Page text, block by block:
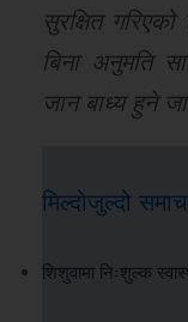
सुरक्षित
बिना अनुमति
जान बाध्य हुने
मिल्दोजुल्दो
शिशुवामा निःशुल्क